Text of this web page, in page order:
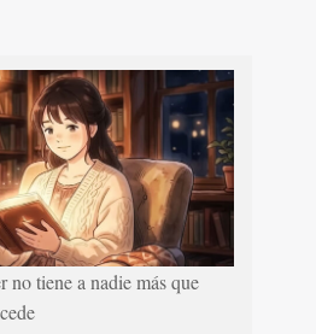
no tiene a nadie más que